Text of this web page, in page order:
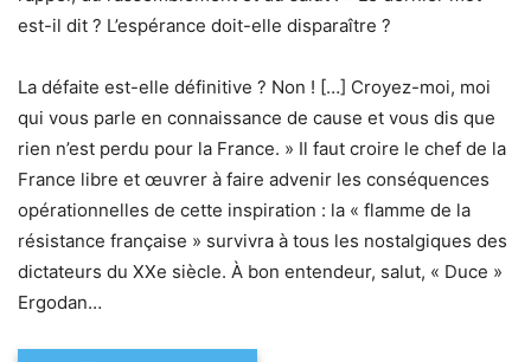
est-il dit ? L’espérance doit-elle disparaître ?
La défaite est-elle définitive ? Non ! […] Croyez-moi, moi
qui vous parle en connaissance de cause et vous dis que
rien n’est perdu pour la France. » Il faut croire le chef de la
France libre et œuvrer à faire advenir les conséquences
opérationnelles de cette inspiration : la « flamme de la
résistance française » survivra à tous les nostalgiques des
dictateurs du XXe siècle. À bon entendeur, salut, « Duce »
Ergodan…